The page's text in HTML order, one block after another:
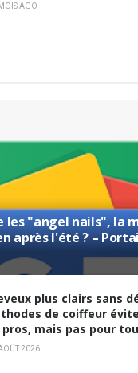
AGO
les "angel nails", la
après l'été ? –
plus clairs sans
de coiffeur
pros, mais pas pour
2026